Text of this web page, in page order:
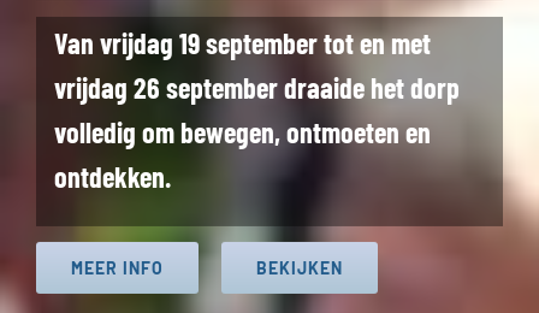
Van vrijdag 19 september tot en met
vrijdag 26 september draaide het dorp
volledig om bewegen, ontmoeten en
ontdekken.
MEER INFO BEKIJKEN